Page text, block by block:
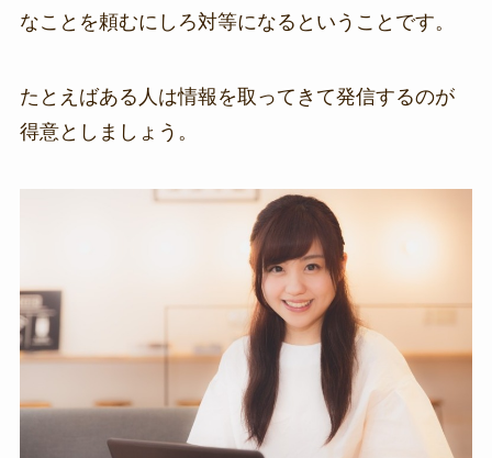
なことを頼むにしろ対等になるということです。
たとえばある人は情報を取ってきて発信するのが
得意としましょう。